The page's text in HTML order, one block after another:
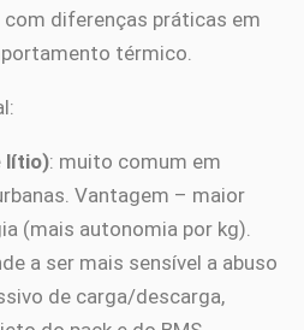
com diferenças práticas em
térmico.
lítio): muito comum em
Vantagem – maior
(mais autonomia por kg).
a ser mais sensível a abuso
de carga/descarga,